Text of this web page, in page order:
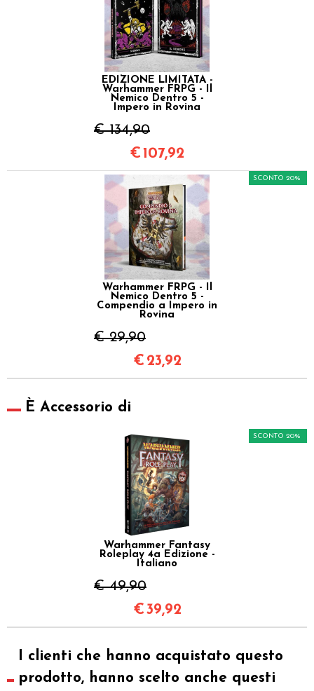
EDIZIONE LIMITATA -
Warhammer FRPG - Il
Nemico Dentro 5 -
Impero in Rovina
€ 134,90
€ 107,92
Warhammer FRPG - Il
Nemico Dentro 5 -
Compendio a Impero in
Rovina
€ 29,90
SCONTO 20%
€ 23,92
È Accessorio di
Warhammer Fantasy
Roleplay 4a Edizione -
Italiano
€ 49,90
SCONTO 20%
€39,92
I clienti che hanno acquistato questo
prodotto, hanno scelto anche questi